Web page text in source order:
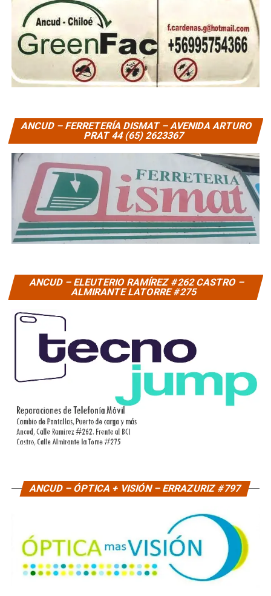
ANCUD – FERRETERÍA DISMAT – AVENIDA ARTURO
PRAT 44 (65) 2623367
ANCUD – ELEUTERIO RAMÍREZ #262 CASTRO –
ALMIRANTE LATORRE #275
ANCUD – ÓPTICA + VISIÓN – ERRAZURIZ #797